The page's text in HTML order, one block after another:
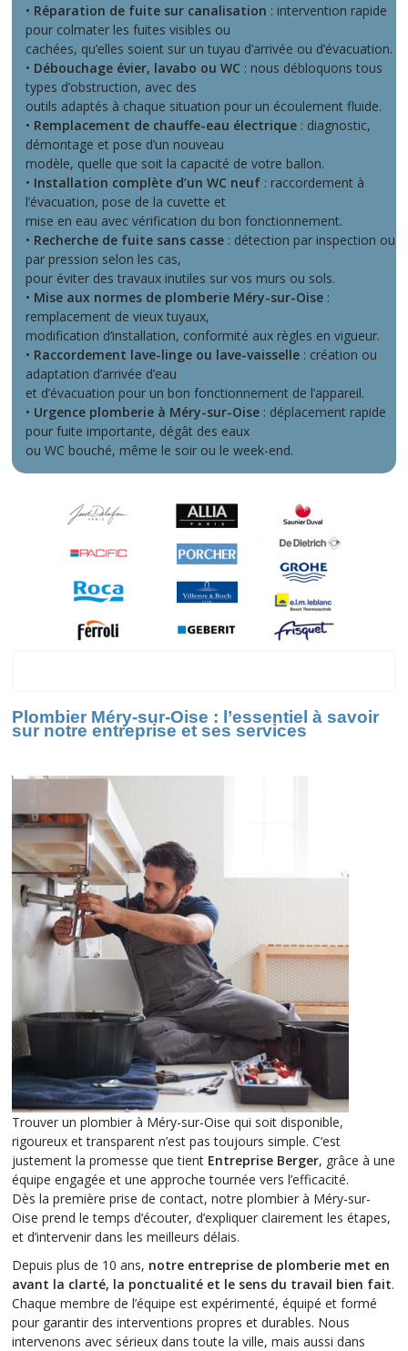
• Réparation de fuite sur canalisation : intervention rapide
pour colmater les fuites visibles ou
cachées, qu’elles soient sur un tuyau d’arrivée ou d’évacuation.
• Débouchage évier, lavabo ou WC : nous débloquons tous
types d’obstruction, avec des
outils adaptés à chaque situation pour un écoulement fluide.
• Remplacement de chauffe-eau électrique : diagnostic,
démontage et pose d’un nouveau
modèle, quelle que soit la capacité de votre ballon.
• Installation complète d’un WC neuf : raccordement à
l’évacuation, pose de la cuvette et
mise en eau avec vérification du bon fonctionnement.
• Recherche de fuite sans casse : détection par inspection ou
par pression selon les cas,
pour éviter des travaux inutiles sur vos murs ou sols.
• Mise aux normes de plomberie Méry-sur-Oise :
remplacement de vieux tuyaux,
modification d’installation, conformité aux règles en vigueur.
• Raccordement lave-linge ou lave-vaisselle : création ou
adaptation d’arrivée d’eau
et d’évacuation pour un bon fonctionnement de l’appareil.
• Urgence plomberie à Méry-sur-Oise : déplacement rapide
pour fuite importante, dégât des eaux
ou WC bouché, même le soir ou le week-end.
Plombier Méry-sur-Oise : l’essentiel à savoir
sur notre entreprise et ses services
Trouver un plombier à Méry-sur-Oise qui soit disponible,
rigoureux et transparent n’est pas toujours simple. C’est
justement la promesse que tient Entreprise Berger, grâce à une
équipe engagée et une approche tournée vers l’efficacité.
Dès la première prise de contact, notre plombier à Méry-sur-
Oise prend le temps d’écouter, d’expliquer clairement les étapes,
et d’intervenir dans les meilleurs délais.
Depuis plus de 10 ans, notre entreprise de plomberie met en
avant la clarté, la ponctualité et le sens du travail bien fait.
Chaque membre de l’équipe est expérimenté, équipé et formé
pour garantir des interventions propres et durables. Nous
intervenons avec sérieux dans toute la ville, mais aussi dans